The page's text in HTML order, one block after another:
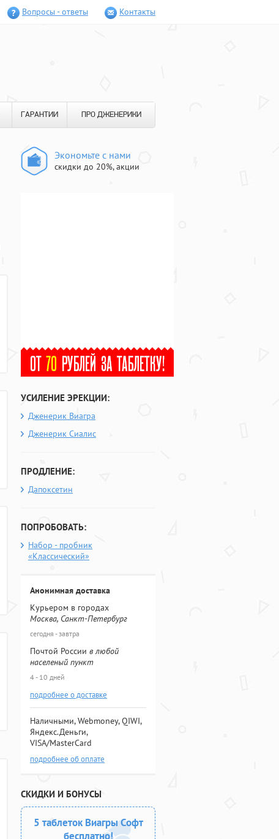
Вопросы - ответы Контакты
ГАРАНТИИ ПРО ДЖЕНЕРИКИ
Экономьте с нами
скидки до 20%, акции
УСИЛЕНИЕ ЭРЕКЦИИ:
Дженерик Виагра
Дженерик Сиалис
ПРОДЛЕНИЕ:
Дапоксетин
ПОПРОБОВАТЬ:
Набор - пробник
«Классический»
Анонимная доставка
Курьером в городах
Москва, Санкт-Петербург
сегодня - завтра
Почтой России в любой
населеный пункт
4 - 10 дней
подробнее о доставке
Наличными, Webmoney, QIWI,
Яндекс.Деньги,
VISA/MasterCard
подробнее об оплате
СКИДКИ И БОНУСЫ
5 таблеток Виагры Софт
бесплатно!